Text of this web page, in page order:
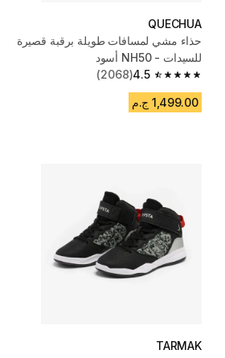
QUECHUA
حذاء مشي لمسافات طويلة برقبة قصيرة
للسيدات - NH50 أسود
4.5
4.5 out of 5 stars from 2068 reviews
(2068)
1,499.00 ج.م
TARMAK